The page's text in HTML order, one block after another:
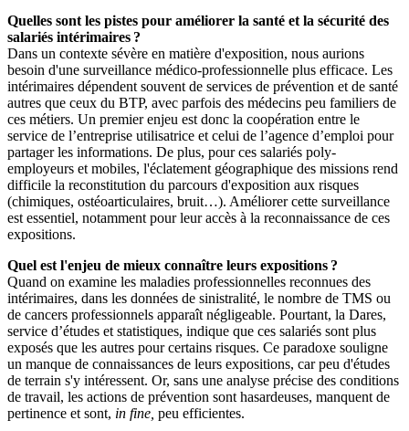
Quelles sont les pistes pour améliorer la santé et la sécurité des
salariés intérimaires ?
Dans un contexte sévère en matière d'exposition, nous aurions
besoin d'une surveillance médico-professionnelle plus efficace. Les
intérimaires dépendent souvent de services de prévention et de santé
autres que ceux du BTP, avec parfois des médecins peu familiers de
ces métiers. Un premier enjeu est donc la coopération entre le
service de l’entreprise utilisatrice et celui de l’agence d’emploi pour
partager les informations. De plus, pour ces salariés poly-
employeurs et mobiles, l'éclatement géographique des missions rend
difficile la reconstitution du parcours d'exposition aux risques
(chimiques, ostéoarticulaires, bruit…). Améliorer cette surveillance
est essentiel, notamment pour leur accès à la reconnaissance de ces
expositions.
Quel est l'enjeu de mieux connaître leurs expositions ?
Quand on examine les maladies professionnelles reconnues des
intérimaires, dans les données de sinistralité, le nombre de TMS ou
de cancers professionnels apparaît négligeable. Pourtant, la Dares,
service d’études et statistiques, indique que ces salariés sont plus
exposés que les autres pour certains risques. Ce paradoxe souligne
un manque de connaissances de leurs expositions, car peu d'études
de terrain s'y intéressent. Or, sans une analyse précise des conditions
de travail, les actions de prévention sont hasardeuses, manquent de
pertinence et sont, in fine, peu efficientes.